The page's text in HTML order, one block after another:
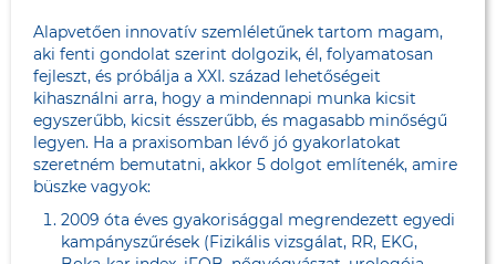
Alapvetően innovatív szemléletűnek tartom magam,
aki fenti gondolat szerint dolgozik, él, folyamatosan
fejleszt, és próbálja a XXI. század lehetőségeit
kihasználni arra, hogy a mindennapi munka kicsit
egyszerűbb, kicsit ésszerűbb, és magasabb minőségű
legyen. Ha a praxisomban lévő jó gyakorlatokat
szeretném bemutatni, akkor 5 dolgot említenék, amire
büszke vagyok:
2009 óta éves gyakorisággal megrendezett egyedi
kampányszűrések (Fizikális vizsgálat, RR, EKG,